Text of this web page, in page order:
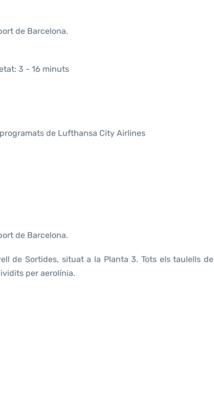
de Barcelona.
3 - 16 minuts
de Lufthansa City Airlines
de Barcelona.
de Sortides, situat a la Planta 3. Tots els taulells de
per aerolínia.